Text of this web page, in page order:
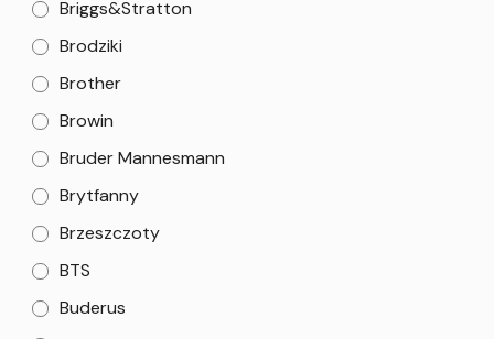
Briggs&Stratton
Brodziki
Brother
Browin
Bruder Mannesmann
Brytfanny
Brzeszczoty
BTS
Buderus